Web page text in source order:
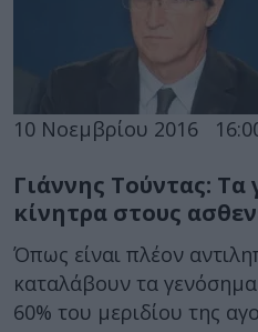
10 Νοεμβρίου 2016
Γιάννης Τούντας:
κίνητρα στους
Όπως είναι πλέον
καταλάβουν τα
60% του μεριδίου της